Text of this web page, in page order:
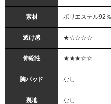
素材 ポリエステル92
透け感 ★☆☆☆☆
伸縮性 ★★★☆☆
胸パッド なし
裏地 なし